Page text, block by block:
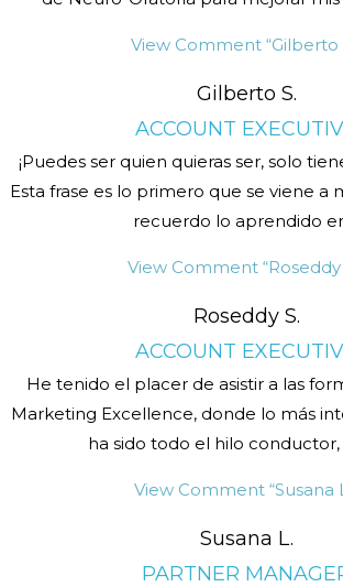
View Comment“Gilberto
Gilberto S.
ACCOUNT
¡Puedes ser quien quieras ser, solo
Esta frase es lo primero que se viene a
recuerdo lo aprendido
View Comment “Roseddy
Roseddy S.
ACCOUNT
He tenido el placer de asistir a las
Marketing Excellence, donde lo más
ha sido todo el hilo
View Comment “Susana
Susana L.
PARTNER